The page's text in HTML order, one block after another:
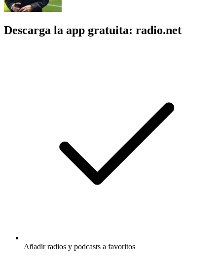
Descarga la app gratuita: radio.net
Añadir radios y podcasts a favoritos